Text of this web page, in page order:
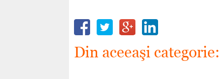
Din aceeaşi categorie: